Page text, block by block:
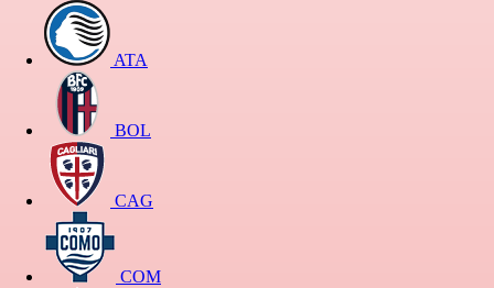
ATA
BOL
CAG
COM